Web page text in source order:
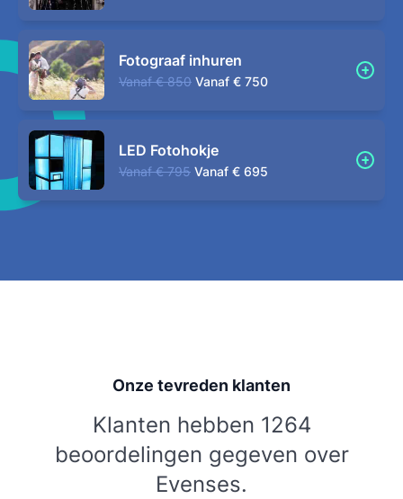
Fotograaf inhuren
Vanaf € 850 Vanaf € 750
LED Fotohokje
Vanaf € 795 Vanaf € 695
Onze tevreden klanten
Klanten hebben 1264
beoordelingen gegeven over
Evenses.